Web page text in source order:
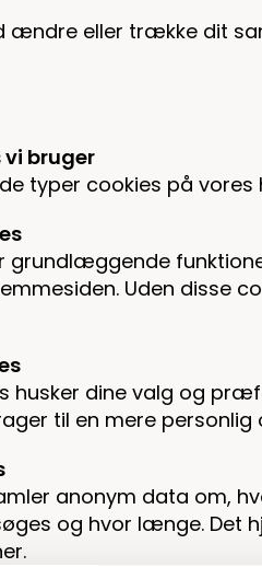
ændre eller trække dit
vi bruger
typer cookies på vores
grundlæggende
Uden disse
husker dine valg og
til en mere
anonym data om,
og hvor længe. Det